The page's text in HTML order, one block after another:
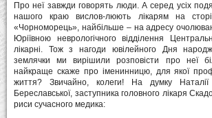
Про неї завжди говорять люди. А серед усіх
нашого краю вислов-люють лікарям на
«Чорноморець», найбільше – на адресу
Юріївною неврологічного відділення
лікарні. Тож з нагоди ювілейного Дня
землячки ми вирішили розповісти про неї
найкраще скаже про іменинницю, для якої
життя? Звичайно, колеги! На думку Наталії
Береславської, заступника головного лікаря
риси сучасного медика: